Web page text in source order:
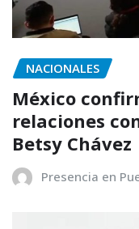
NACIONALES
México
relaciones
Betsy Chávez
Presencia en